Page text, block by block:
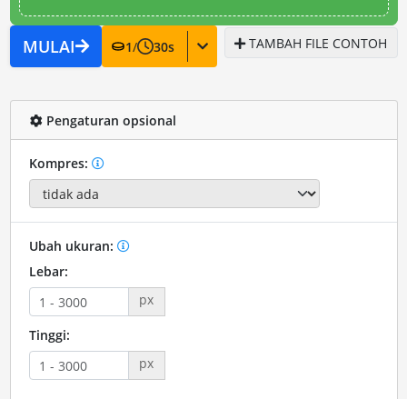
MULAI 1/ 30s TAMBAH FILE CONTOH
Pengaturan opsional
Kompres:
Ubah ukuran:
Lebar:
px
Tinggi:
px